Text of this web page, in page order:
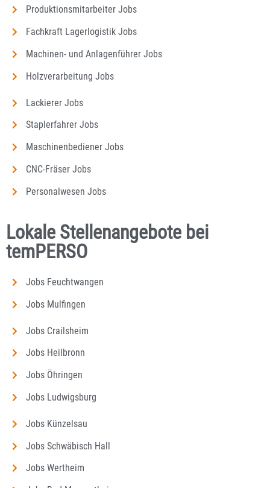
Produktionsmitarbeiter Jobs
Fachkraft Lagerlogistik Jobs
Machinen- und Anlagenführer Jobs
Holzverarbeitung Jobs
Lackierer Jobs
Staplerfahrer Jobs
Maschinenbediener Jobs
CNC-Fräser Jobs
Personalwesen Jobs
Lokale Stellenangebote bei
temPERSO
Jobs Feuchtwangen
Jobs Mulfingen
Jobs Crailsheim
Jobs Heilbronn
Jobs Öhringen
Jobs Ludwigsburg
Jobs Künzelsau
Jobs Schwäbisch Hall
Jobs Wertheim